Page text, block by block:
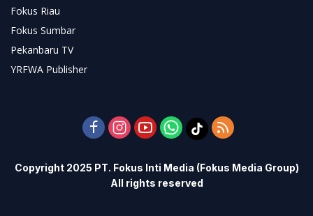
Fokus Riau
Fokus Sumbar
Pekanbaru TV
YRFWA Publisher
Copyright 2025 PT. Fokus Inti Media (Fokus Media Group)
All rights reserved